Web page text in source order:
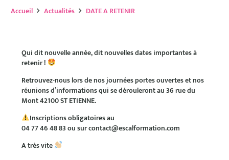
Accueil Actualités DATE A RETENIR
Qui dit nouvelle année, dit nouvelles dates importantes à
retenir !
Retrouvez-nous lors de nos journées portes ouvertes et nos
réunions d’informations qui se dérouleront au 36 rue du
Mont 42100 ST ETIENNE.
Inscriptions obligatoires au
04 77 46 48 83 ou sur contact@escalformation.com
A très vite